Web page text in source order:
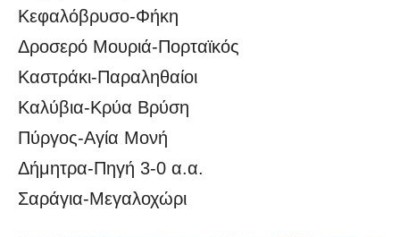
Κεφαλόβρυσο-Φήκη
Δροσερό Μουριά-Πορταϊκός
Καστράκι-Παραληθαίοι
Καλύβια-Κρύα Βρύση
Πύργος-Αγία Μονή
Δήμητρα-Πηγή 3-0 α.α.
Σαράγια-Μεγαλοχώρι